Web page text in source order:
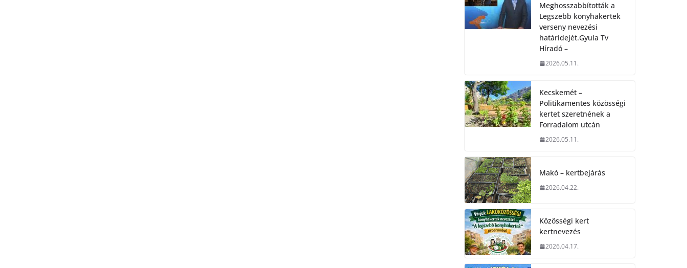
Meghosszabbították a
Legszebb konyhakertek
verseny nevezési
határidejét.Gyula Tv
Híradó –
2026.05.11.
Kecskemét –
Politikamentes közösségi
kertet szeretnének a
Forradalom utcán
2026.05.11.
Makó – kertbejárás
2026.04.22.
Közösségi kert
kertnevezés
2026.04.17.